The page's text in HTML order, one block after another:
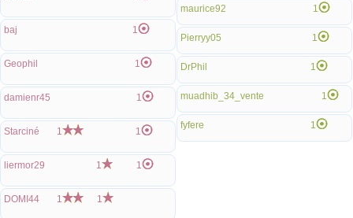
baj 1
Geophil 1
damienr45 1
Starciné 1 1
liermor29 1 1
DOMI44 1 1
maurice92 1
Pierryy05 1
DrPhil 1
muadhib_34_vente 1
fyfere 1